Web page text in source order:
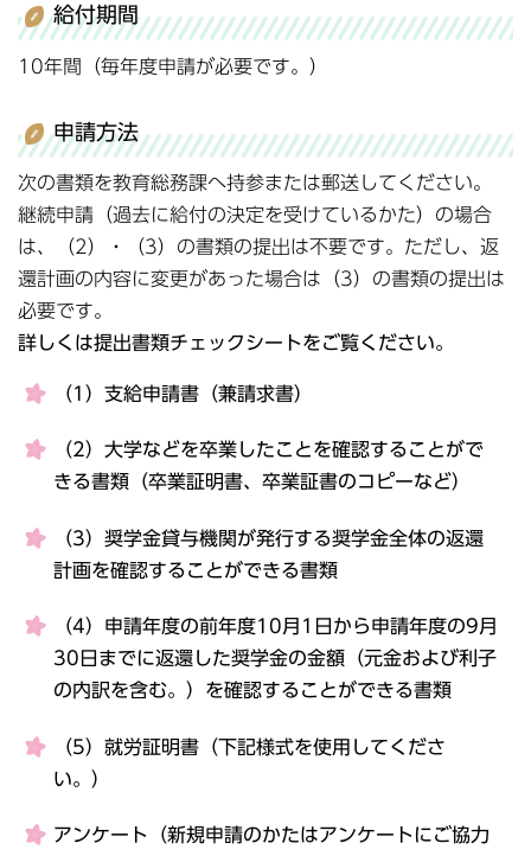
給付期間
10年間（毎年度申請が必要です。）
申請方法
次の書類を教育総務課へ持参または郵送してください。
継続申請（過去に給付の決定を受けているかた）の場合
は、（2）・（3）の書類の提出は不要です。ただし、返
還計画の内容に変更があった場合は（3）の書類の提出は
必要です。
詳しくは提出書類チェックシートをご覧ください。
（1）支給申請書（兼請求書）
（2）大学などを卒業したことを確認することがで
きる書類（卒業証明書、卒業証書のコピーなど）
（3）奨学金貸与機関が発行する奨学金全体の返還
計画を確認することができる書類
（4）申請年度の前年度10月1日から申請年度の9月
30日までに返還した奨学金の金額（元金および利子
の内訳を含む。）を確認することができる書類
（5）就労証明書（下記様式を使用してくださ
い。）
アンケート（新規申請のかたはアンケートにご協力